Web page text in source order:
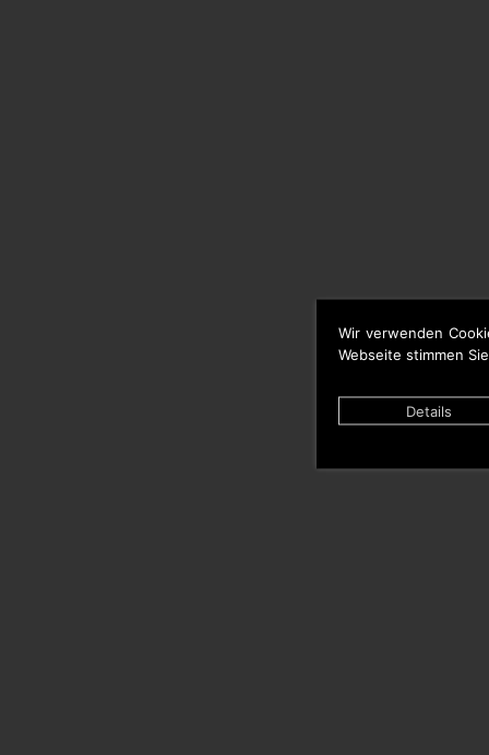
Wir verwenden
Webseite stimmen
Details